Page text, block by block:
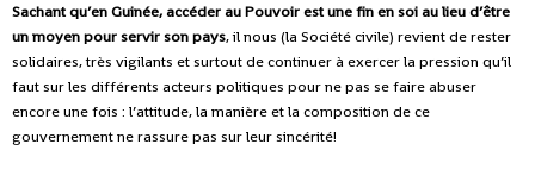
Sachant qu’en Guinée, accéder au Pouvoir est une fin en soi au lieu d’être
un moyen pour servir son pays, il nous (la Société civile) revient de rester
solidaires, très vigilants et surtout de continuer à exercer la pression qu’il
faut sur les différents acteurs politiques pour ne pas se faire abuser
encore une fois : l’attitude, la manière et la composition de ce
gouvernement ne rassure pas sur leur sincérité!